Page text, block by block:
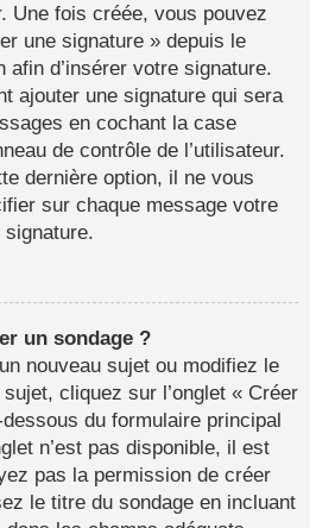
Une fois créée, vous pouvez
une signature » depuis le
afin d’insérer votre signature.
ajouter une signature qui sera
en cochant la case
de contrôle de l’utilisateur.
dernière option, il ne vous
sur chaque message votre
signature.
un sondage ?
nouveau sujet ou modifiez le
cliquez sur l’onglet « Créer
du formulaire principal
n’est pas disponible, il est
pas la permission de créer
le titre du sondage en incluant